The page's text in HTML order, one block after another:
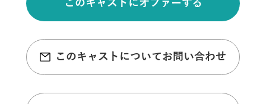
このキャストにオファーする
このキャストについてお問い合わせ